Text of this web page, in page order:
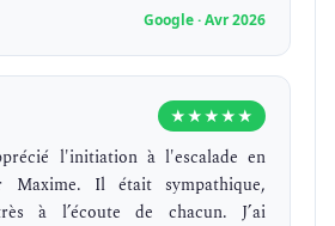
Google · Avr 2026
★★★★★
l'initiation à l'escalade en
Maxime. Il était sympathique,
à l’écoute de chacun. J’ai